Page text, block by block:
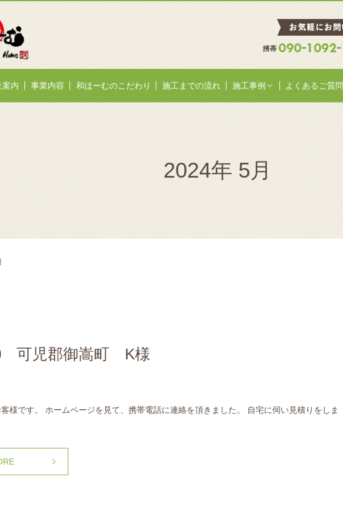
案内 事業内容 和ほーむのこだわり 施工までの流れ 施工事例 よくあるご質問
2024年 5月
可児郡御嵩町 K様
様です。 ホームページを見て、携帯電話に連絡を頂きました。 自宅に伺い見積りをしま